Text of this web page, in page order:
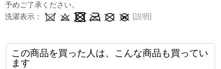
予めご了承ください。
洗濯表示：
[説明]
この商品を買った人は、こんな商品も買ってい
ます